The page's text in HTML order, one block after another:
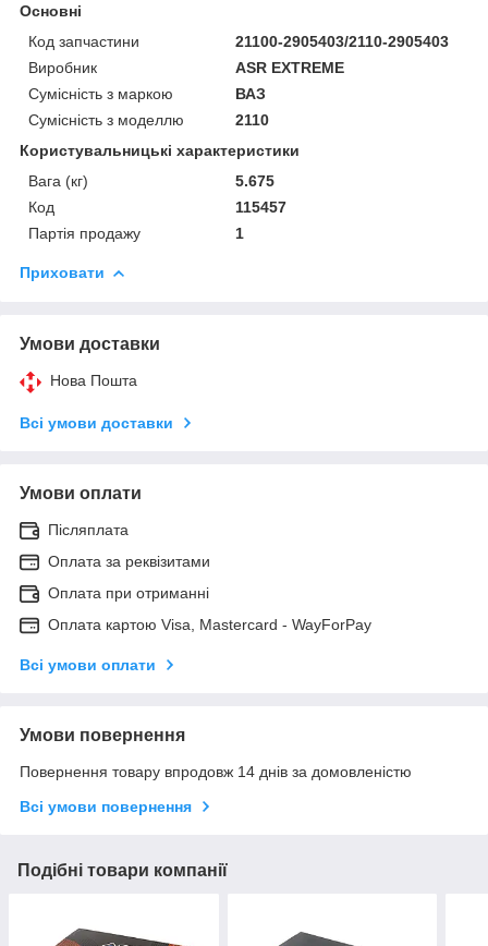
Основні
Код запчастини
21100-2905403/2110-2905403
Виробник
ASR EXTREME
Сумісність з маркою
ВАЗ
Сумісність з моделлю
2110
Користувальницькі характеристики
Вага (кг)
5.675
Код
115457
Партія продажу
1
Приховати
Умови доставки
Нова Пошта
Всі умови доставки
Умови оплати
Післяплата
Оплата за реквізитами
Оплата при отриманні
Оплата картою Visa, Mastercard - WayForPay
Всі умови оплати
Умови повернення
Повернення товару впродовж 14 днів за домовленістю
Всі умови повернення
Подібні товари компанії